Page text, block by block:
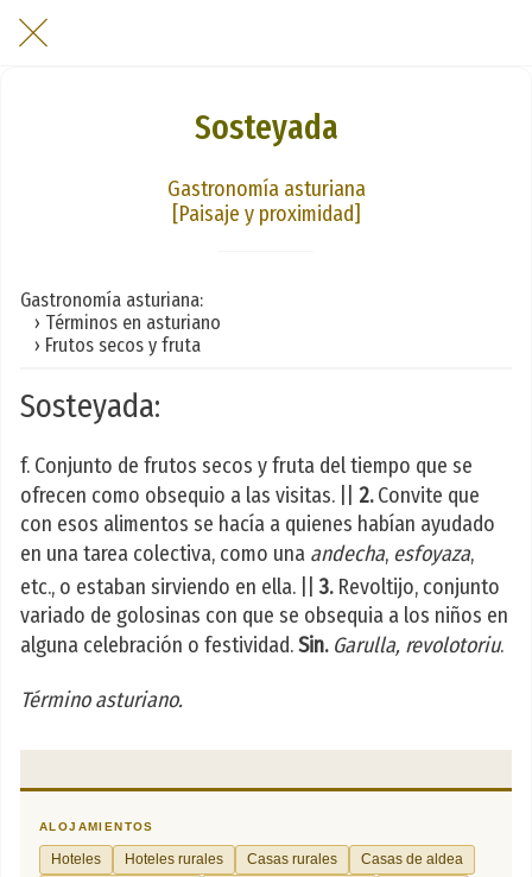
Sosteyada
Gastronomía asturiana
[Paisaje y proximidad]
Gastronomía asturiana:
› Términos en asturiano
› Frutos secos y fruta
Sosteyada:
f. Conjunto de frutos secos y fruta del tiempo que se
ofrecen como obsequio a las visitas. || 2.Convite que
con esos alimentos se hacía a quienes habían ayudado
en una tarea colectiva, como una andecha, esfoyaza,
etc., o estaban sirviendo en ella. || 3.Revoltijo, conjunto
variado de golosinas con que se obsequia a los niños en
alguna celebración o festividad.Sin. Garulla, revolotoriu.
Término asturiano.